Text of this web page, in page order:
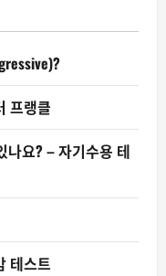
프랭클
나요? – 자기수용 테
테스트